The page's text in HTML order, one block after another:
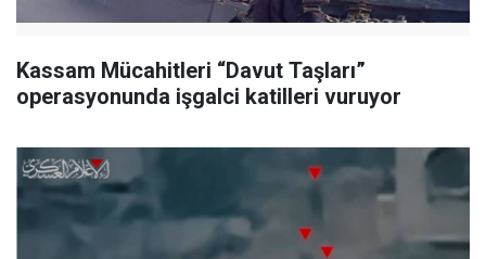
Kassam Mücahitleri “Davut Taşları”
operasyonunda işgalci katilleri vuruyor